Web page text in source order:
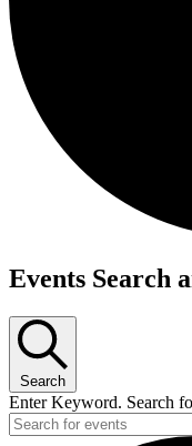
Events Search
Search
Enter Keyword. Search